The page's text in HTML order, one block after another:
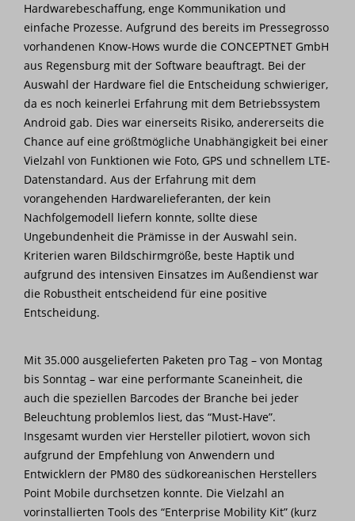
Hardwarebeschaffung, enge Kommunikation und
einfache Prozesse. Aufgrund des bereits im Pressegrosso
vorhandenen Know-Hows wurde die CONCEPTNET GmbH
aus Regensburg mit der Software beauftragt. Bei der
Auswahl der Hardware fiel die Entscheidung schwieriger,
da es noch keinerlei Erfahrung mit dem Betriebssystem
Android gab. Dies war einerseits Risiko, andererseits die
Chance auf eine größtmögliche Unabhängigkeit bei einer
Vielzahl von Funktionen wie Foto, GPS und schnellem LTE-
Datenstandard. Aus der Erfahrung mit dem
vorangehenden Hardwarelieferanten, der kein
Nachfolgemodell liefern konnte, sollte diese
Ungebundenheit die Prämisse in der Auswahl sein.
Kriterien waren Bildschirmgröße, beste Haptik und
aufgrund des intensiven Einsatzes im Außendienst war
die Robustheit entscheidend für eine positive
Entscheidung.
Mit 35.000 ausgelieferten Paketen pro Tag – von Montag
bis Sonntag – war eine performante Scaneinheit, die
auch die speziellen Barcodes der Branche bei jeder
Beleuchtung problemlos liest, das “Must-Have”.
Insgesamt wurden vier Hersteller pilotiert, wovon sich
aufgrund der Empfehlung von Anwendern und
Entwicklern der PM80 des südkoreanischen Herstellers
Point Mobile durchsetzen konnte. Die Vielzahl an
vorinstallierten Tools des “Enterprise Mobility Kit” (kurz